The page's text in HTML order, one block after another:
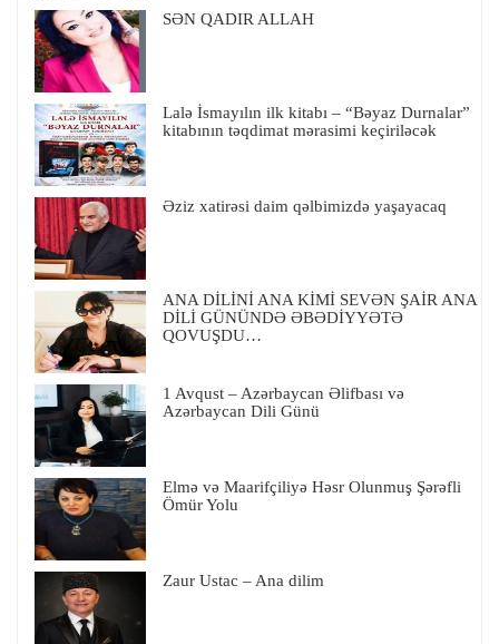
SƏN QADIR ALLAH
Lalə İsmayılın ilk kitabı – “Bəyaz Durnalar”
kitabının təqdimat mərasimi keçiriləcək
Əziz xatirəsi daim qəlbimizdə yaşayacaq
ANA DİLİNİ ANA KİMİ SEVƏN ŞAİR ANA
DİLİ GÜNÜNDƏ ƏBƏDİYYƏTƏ
QOVUŞDU…
1 Avqust – Azərbaycan Əlifbası və
Azərbaycan Dili Günü
Elmə və Maarifçiliyə Həsr Olunmuş Şərəfli
Ömür Yolu
Zaur Ustac – Ana dilim